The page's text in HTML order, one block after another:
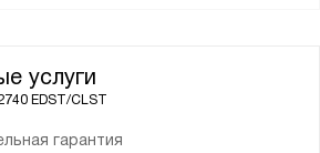
услуги
EDST/CLST
гарантия